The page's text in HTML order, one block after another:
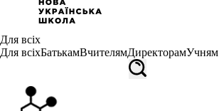
Для всіх
Для всіхБатькамВчителямДиректорамУчням